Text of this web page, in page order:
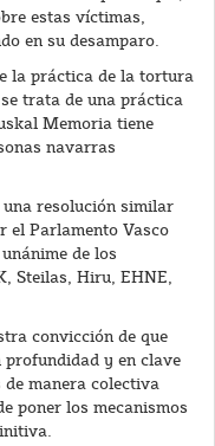
estas víctimas,
en su desamparo.
la práctica de la tortura
trata de una práctica
Memoria tiene
navarras
resolución similar
el Parlamento Vasco
de los
Steilas, Hiru, EHNE,
convicción de que
profundidad y en clave
manera colectiva
poner los mecanismos